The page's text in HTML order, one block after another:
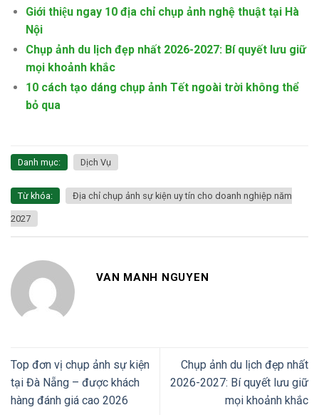
Giới thiệu ngay 10 địa chỉ chụp ảnh nghệ thuật tại Hà
Nội
Chụp ảnh du lịch đẹp nhất 2026-2027: Bí quyết lưu giữ
mọi khoảnh khắc
10 cách tạo dáng chụp ảnh Tết ngoài trời không thể
bỏ qua
Danh mục: Dịch Vụ
Từ khóa: Địa chỉ chụp ảnh sự kiện uy tín cho doanh nghiệp năm
2027
VAN MANH NGUYEN
Top đơn vị chụp ảnh sự kiện
tại Đà Nẵng – được khách
hàng đánh giá cao 2026
Chụp ảnh du lịch đẹp nhất
2026-2027: Bí quyết lưu giữ
mọi khoảnh khắc